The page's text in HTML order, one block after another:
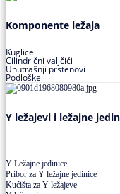
Komponente ležaja
Kuglice
Cilindrični valjčići
Unutrašnji prstenovi
Podloške
Y ležajevi i ležajne
Y Ležajne jedinice
Pribor za Y ležajne jedinice
Kućišta za Y ležajeve